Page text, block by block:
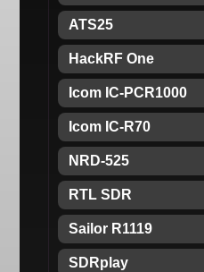
ATS25
HackRF One
Icom IC-PCR1000
Icom IC-R70
NRD-525
RTL SDR
Sailor R1119
SDRplay